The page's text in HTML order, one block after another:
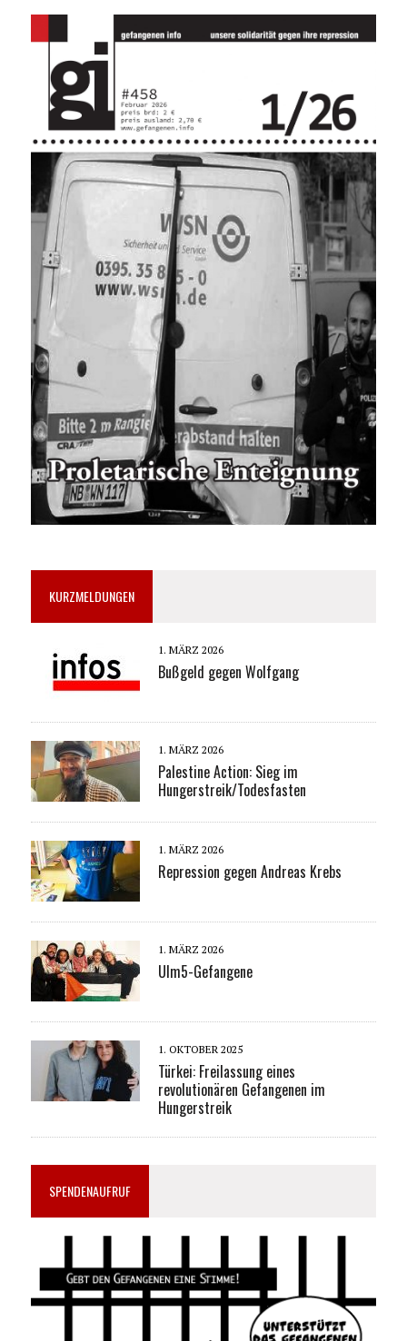
KURZMELDUNGEN
1. MÄRZ 2026
Bußgeld gegen Wolfgang
1. MÄRZ 2026
Palestine Action: Sieg im
Hungerstreik/Todesfasten
1. MÄRZ 2026
Repression gegen Andreas Krebs
1. MÄRZ 2026
Ulm5-Gefangene
1. OKTOBER 2025
Türkei: Freilassung eines
revolutionären Gefangenen im
Hungerstreik
SPENDENAUFRUF